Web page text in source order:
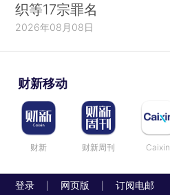
织等17宗罪名
2026年08月08日
财新移动
财新 财新周刊 Caixin
登录 网页版 订阅电邮